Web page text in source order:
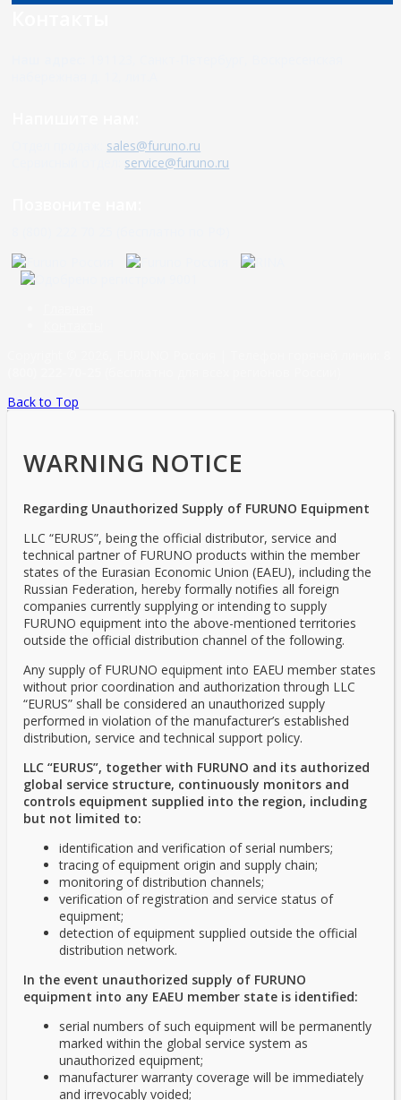
sales@furuno.ru
service@furuno.ru
Back to Top
WARNING NOTICE
Regarding Unauthorized Supply of FURUNO Equipment
LLC “EURUS”, being the official distributor, service and
technical partner of FURUNO products within the member
states of the Eurasian Economic Union (EAEU), including the
Russian Federation, hereby formally notifies all foreign
companies currently supplying or intending to supply
FURUNO equipment into the above-mentioned territories
outside the official distribution channel of the following.
Any supply of FURUNO equipment into EAEU member states
without prior coordination and authorization through LLC
“EURUS” shall be considered an unauthorized supply
performed in violation of the manufacturer’s established
distribution, service and technical support policy.
LLC “EURUS”, together with FURUNO and its authorized
global service structure, continuously monitors and
controls equipment supplied into the region, including
but not limited to:
identification and verification of serial numbers;
tracing of equipment origin and supply chain;
monitoring of distribution channels;
verification of registration and service status of
equipment;
detection of equipment supplied outside the official
distribution network.
In the event unauthorized supply of FURUNO
equipment into any EAEU member state is identified:
serial numbers of such equipment will be permanently
marked within the global service system as
unauthorized equipment;
manufacturer warranty coverage will be immediately
and irrevocably voided;